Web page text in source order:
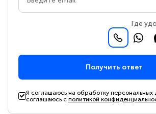
Где
Получить ответ
Я соглашаюсь на обработку персональных
соглашаюсь сполитикой